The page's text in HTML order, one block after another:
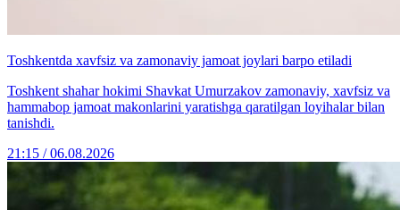
Toshkentda xavfsiz va zamonaviy jamoat joylari barpo etiladi
Toshkent shahar hokimi Shavkat Umurzakov zamonaviy, xavfsiz va
hammabop jamoat makonlarini yaratishga qaratilgan loyihalar bilan
tanishdi.
21:15 / 06.08.2026